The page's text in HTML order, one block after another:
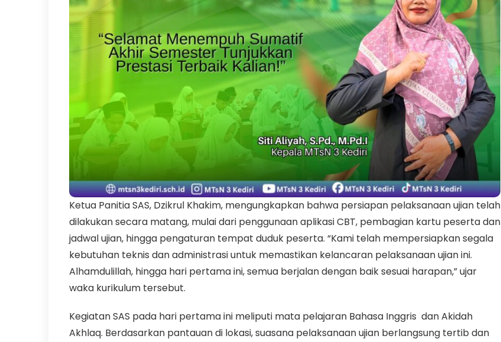
Ketua Panitia SAS, Dzikrul Khakim, mengungkapkan bahwa persiapan pelaksanaan ujian telah
dilakukan secara matang, mulai dari penggunaan aplikasi CBT, pembagian kartu peserta dan
jadwal ujian, hingga pengaturan tempat duduk peserta. “Kami telah mempersiapkan segala
kebutuhan teknis dan administrasi untuk memastikan kelancaran pelaksanaan ujian ini.
Alhamdulillah, hingga hari pertama ini, semua berjalan dengan baik sesuai harapan,” ujar
waka kurikulum tersebut.
Kegiatan SAS pada hari pertama ini meliputi mata pelajaran Bahasa Inggris dan Akidah
Akhlaq. Berdasarkan pantauan di lokasi, suasana pelaksanaan ujian berlangsung tertib dan